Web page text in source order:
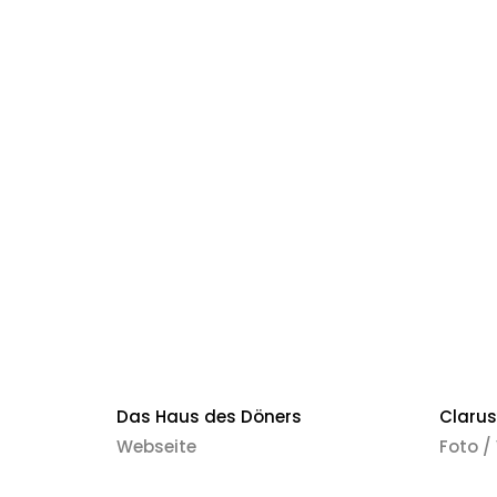
Das Haus des Döners
Webseite
Foto /